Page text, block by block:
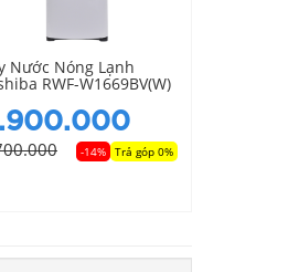
Nước Nóng Lạnh
RWF-W1669BV(W)
-14% Trả góp 0%